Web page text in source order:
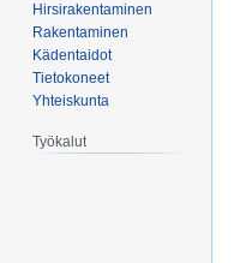
Hirsirakentaminen
Rakentaminen
Kädentaidot
Tietokoneet
Yhteiskunta
Työkalut